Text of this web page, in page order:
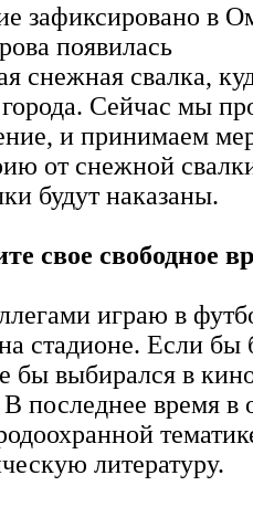
зафиксировано в
появилась
снежная свалка,
Сейчас мы
и принимаем
от снежной
будут наказаны.
свое свободное
играю в
стадионе. Если бы
бы выбирался в
В последнее время в
литературу.